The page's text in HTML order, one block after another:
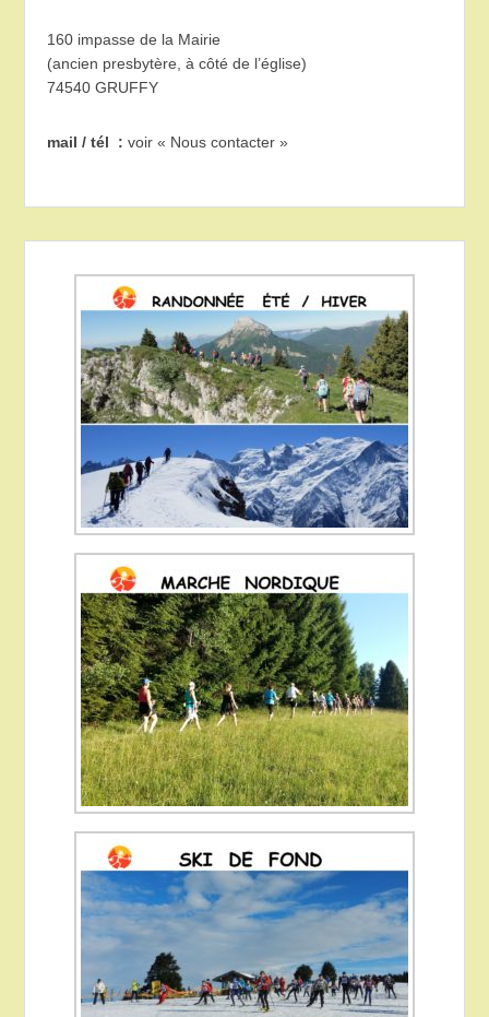
160 impasse de la Mairie
(ancien presbytère, à côté de l’église)
74540 GRUFFY
mail / tél :voir « Nous contacter »